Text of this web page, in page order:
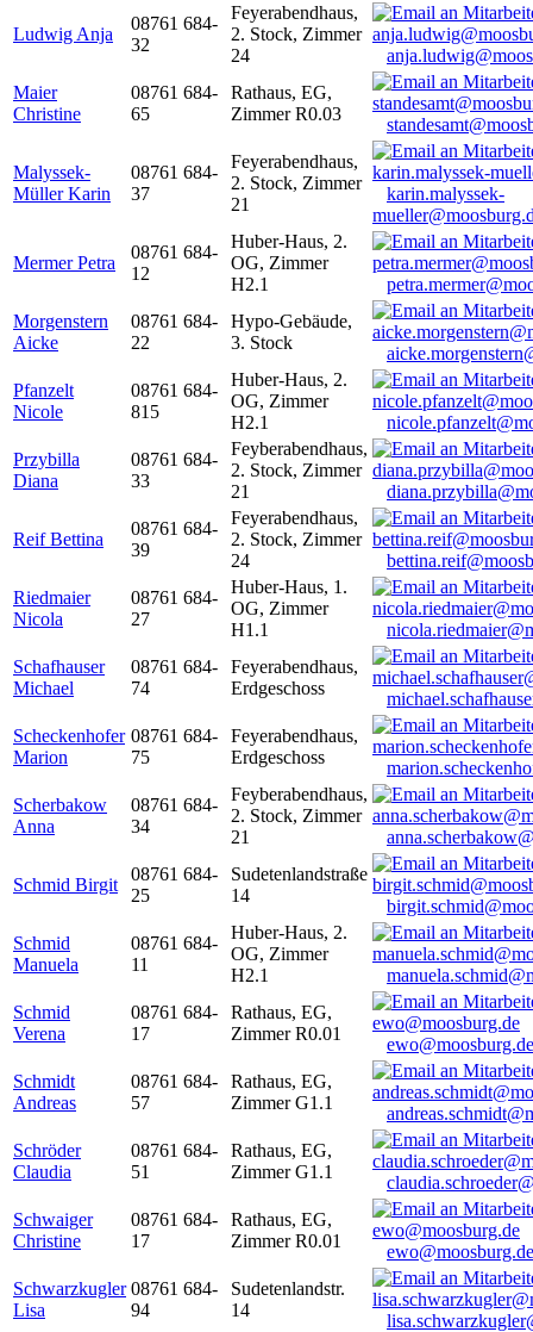
Ludwig Anja
08761 684-
32
Feyerabendhaus,
2. Stock, Zimmer
24
Maier
Christine
08761 684-
65
Rathaus, EG,
Zimmer R0.03
Malyssek-
Müller Karin
08761 684-
37
Feyerabendhaus,
2. Stock, Zimmer
21
karin.malyssek-
Mermer Petra
08761 684-
12
Huber-Haus, 2.
OG, Zimmer
H2.1
Morgenstern
Aicke
08761 684-
22
Hypo-Gebäude,
3. Stock
Pfanzelt
Nicole
08761 684-
815
Huber-Haus, 2.
OG, Zimmer
H2.1
Przybilla
Diana
08761 684-
33
Feyberabendhaus,
2. Stock, Zimmer
21
Reif Bettina
08761 684-
39
Feyerabendhaus,
2. Stock, Zimmer
24
Riedmaier
Nicola
08761 684-
27
Huber-Haus, 1.
OG, Zimmer
H1.1
Schafhauser
Michael
08761 684-
74
Feyerabendhaus,
Erdgeschoss
Scheckenhofer
Marion
08761 684-
75
Feyerabendhaus,
Erdgeschoss
Scherbakow
Anna
08761 684-
34
Feyberabendhaus,
2. Stock, Zimmer
21
Schmid Birgit
08761 684-
25
Sudetenlandstraße
14
Schmid
Manuela
08761 684-
11
Huber-Haus, 2.
OG, Zimmer
H2.1
Schmid
Verena
08761 684-
17
Rathaus, EG,
Zimmer R0.01
ewo@moosburg.de
Schmidt
Andreas
08761 684-
57
Rathaus, EG,
Zimmer G1.1
Schröder
Claudia
08761 684-
51
Rathaus, EG,
Zimmer G1.1
Schwaiger
Christine
08761 684-
17
Rathaus, EG,
Zimmer R0.01
ewo@moosburg.de
Schwarzkugler
Lisa
08761 684-
94
Sudetenlandstr.
14